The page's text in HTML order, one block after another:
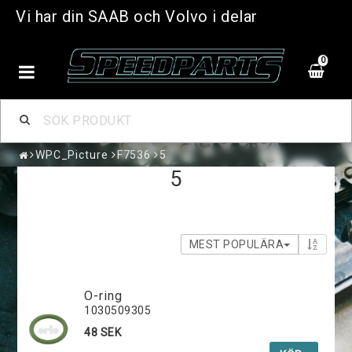
Vi har din SAAB och Volvo i delar
0
WPC_Picture F7536 5
5
MEST POPULÄRA
O-ring
1030509305
48 SEK